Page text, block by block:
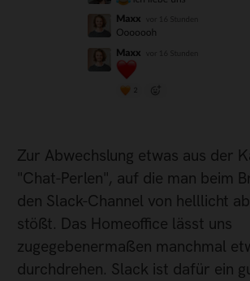
Zur Abwechslung etwas aus der
"Chat-Perlen", auf die man beim
den Slack-Channel von helllicht
stößt. Das Homeoffice lässt uns
zugegebenermaßen manchmal
durchdrehen. Slack ist dafür ein